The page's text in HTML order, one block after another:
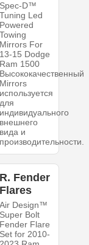
Spec-D™
Tuning Led
Powered
Towing
Mirrors For
13-15 Dodge
Ram 1500
Высококачественный
Mirrors
используется
для
индивидуального
внешнего
вида и
производительности.
R. Fender
Flares
Air Design™
Super Bolt
Fender Flare
Set for 2010-